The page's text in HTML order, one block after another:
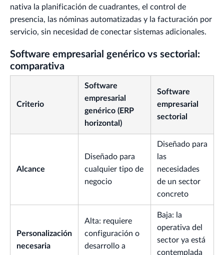
nativa la planificación de cuadrantes, el control de
presencia, las nóminas automatizadas y la facturación por
servicio, sin necesidad de conectar sistemas adicionales.
Software empresarial genérico vs sectorial:
comparativa
Criterio
Software
empresarial
genérico (ERP
horizontal)
Software
empresarial
sectorial
Alcance
Diseñado para
cualquier tipo de
negocio
Diseñado para
las
necesidades
de un sector
concreto
Personalización
necesaria
Alta: requiere
configuración o
desarrollo a
Baja: la
operativa del
sector ya está
contemplada